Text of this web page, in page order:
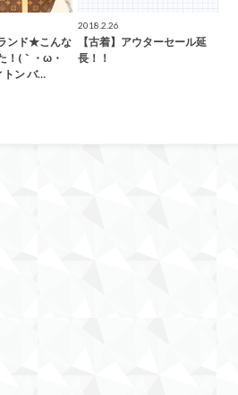
ンド★こんな
！(｀・ω・
トン バ…
2018.2.26
【古着】アウターセール延
長！！